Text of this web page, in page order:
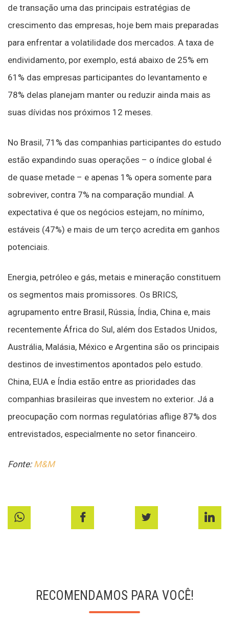
de transação uma das principais estratégias de
crescimento das empresas, hoje bem mais preparadas
para enfrentar a volatilidade dos mercados. A taxa de
endividamento, por exemplo, está abaixo de 25% em
61% das empresas participantes do levantamento e
78% delas planejam manter ou reduzir ainda mais as
suas dívidas nos próximos 12 meses.
No Brasil, 71% das companhias participantes do estudo
estão expandindo suas operações – o índice global é
de quase metade – e apenas 1% opera somente para
sobreviver, contra 7% na comparação mundial. A
expectativa é que os negócios estejam, no mínimo,
estáveis (47%) e mais de um terço acredita em ganhos
potenciais.
Energia, petróleo e gás, metais e mineração constituem
os segmentos mais promissores. Os BRICS,
agrupamento entre Brasil, Rússia, Índia, China e, mais
recentemente África do Sul, além dos Estados Unidos,
Austrália, Malásia, México e Argentina são os principais
destinos de investimentos apontados pelo estudo.
China, EUA e Índia estão entre as prioridades das
companhias brasileiras que investem no exterior. Já a
preocupação com normas regulatórias aflige 87% dos
entrevistados, especialmente no setor financeiro.
Fonte: M&M
RECOMENDAMOS PARA VOCÊ!